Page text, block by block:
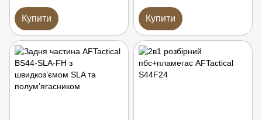
Купити Купити